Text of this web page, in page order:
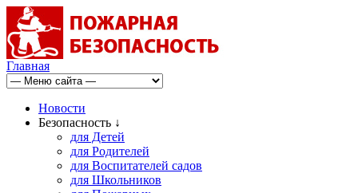
Главная
Новости
Безопасность ↓
для Детей
для Родителей
для Воспитателей садов
для Школьников